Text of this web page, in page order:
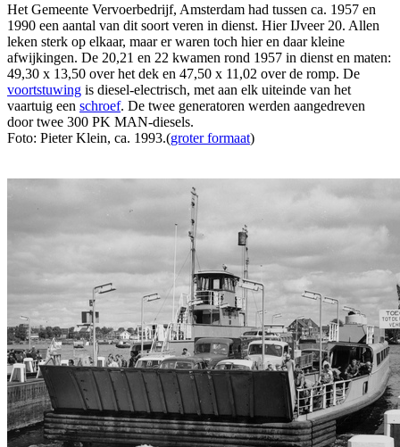
Het Gemeente Vervoerbedrijf, Amsterdam had tussen ca. 1957 en
1990 een aantal van dit soort veren in dienst. Hier IJveer 20. Allen
leken sterk op elkaar, maar er waren toch hier en daar kleine
afwijkingen. De 20,21 en 22 kwamen rond 1957 in dienst en maten:
49,30 x 13,50 over het dek en 47,50 x 11,02 over de romp. De
voortstuwing is diesel-electrisch, met aan elk uiteinde van het
vaartuig een schroef. De twee generatoren werden aangedreven
door twee 300 PK MAN-diesels.
Foto: Pieter Klein, ca. 1993.(groter formaat)